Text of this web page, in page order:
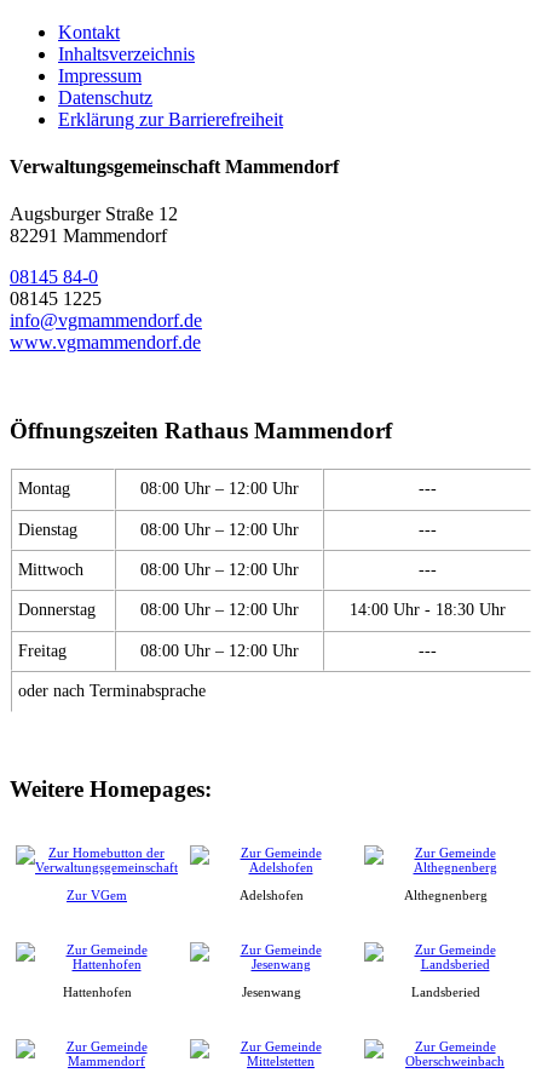
Kontakt
Inhaltsverzeichnis
Impressum
Datenschutz
Erklärung zur Barrierefreiheit
Verwaltungsgemeinschaft Mammendorf
Augsburger Straße 12
82291 Mammendorf
08145 84-0
08145 1225
info@vgmammendorf.de
www.vgmammendorf.de
Öffnungszeiten Rathaus Mammendorf
Montag 08:00 Uhr – 12:00 Uhr ---
Dienstag 08:00 Uhr – 12:00 Uhr ---
Mittwoch 08:00 Uhr – 12:00 Uhr ---
Donnerstag 08:00 Uhr – 12:00 Uhr 14:00 Uhr - 18:30 Uhr
Freitag 08:00 Uhr – 12:00 Uhr ---
oder nach Terminabsprache
Weitere Homepages:
Zur VGem Adelshofen Althegnenberg
Hattenhofen Jesenwang Landsberied